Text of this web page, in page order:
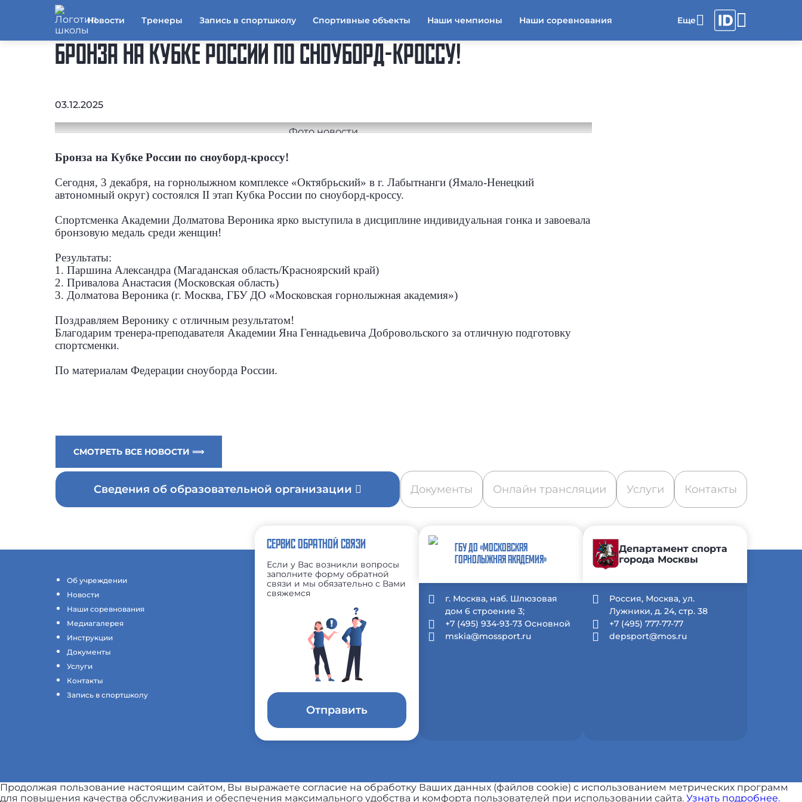
Новости Тренеры Запись в спортшколу Спортивные объекты Наши чемпионы Наши соревнования
БРОНЗА НА КУБКЕ РОССИИ ПО СНОУБОРД-КРОССУ!
03.12.2025
Бронза на Кубке России по сноуборд-кроссу!
Сегодня, 3 декабря, на горнолыжном комплексе «Октябрьский» в г. Лабытнанги (Ямало-Ненецкий
автономный округ) состоялся II этап Кубка России по сноуборд-кроссу.
Спортсменка Академии Долматова Вероника ярко выступила в дисциплине индивидуальная гонка и завоевала
бронзовую медаль среди женщин!
Результаты:
1. Паршина Александра (Магаданская область/Красноярский край)
2. Привалова Анастасия (Московская область)
3. Долматова Вероника (г. Москва, ГБУ ДО «Московская горнолыжная академия»)
Поздравляем Веронику с отличным результатом!
Благодарим тренера-преподавателя Академии Яна Геннадьевича Добровольского за отличную подготовку
спортсменки.
По материалам Федерации сноуборда России.
СМОТРЕТЬ ВСЕ НОВОСТИ ⟹
Сведения об образовательной организации Документы Онлайн трансляции Услуги Контакты
Об учреждении
Новости
Наши соревнования
Медиагалерея
Инструкции
Документы
Услуги
Контакты
Запись в спортшколу
СЕРВИС ОБРАТНОЙ СВЯЗИ
Если у Вас возникли вопросы
заполните форму обратной
связи и мы обязательно с Вами
свяжемся
Отправить
ГБУ ДО «МОСКОВСКАЯ
ГОРНОЛЫЖНАЯ АКАДЕМИЯ»
г. Москва, наб. Шлюзовая
дом 6 строение 3;
+7 (495) 934-93-73 Основной
mskia@mossport.ru
Департамент спорта
города Москвы
Россия, Москва, ул.
Лужники, д. 24, стр. 38
+7 (495) 777-77-77
depsport@mos.ru
Продолжая пользование настоящим сайтом, Вы выражаете согласие на обработку Ваших данных (файлов cookie) с использованием метрических программ
для повышения качества обслуживания и обеспечения максимального удобства и комфорта пользователей при использовании сайта. Узнать подробнее.